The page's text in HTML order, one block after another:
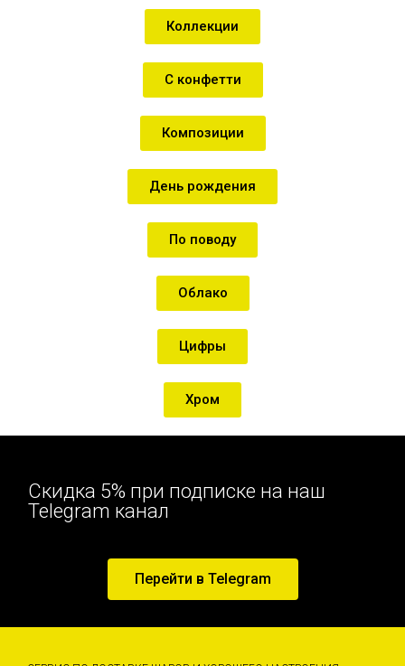
Коллекции
С конфетти
Композиции
День рождения
По поводу
Облако
Цифры
Хром
Скидка 5% при подписке на наш
Telegram канал
Перейти в Telegram